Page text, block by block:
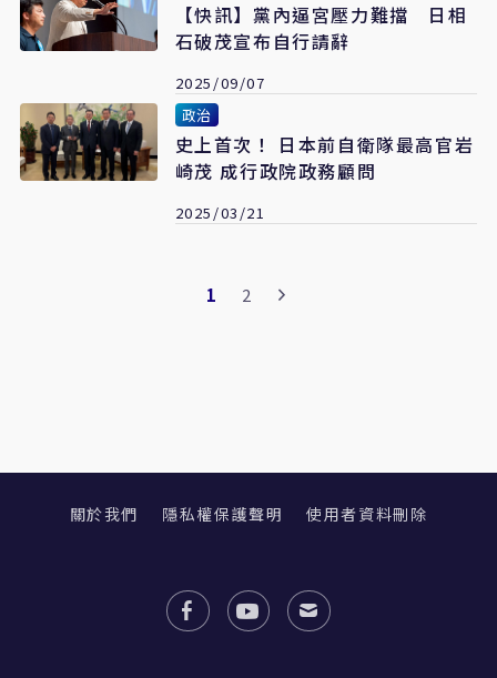
【快訊】黨內逼宮壓力難擋 日相
石破茂宣布自行請辭
2025/09/07
政治
史上首次！ 日本前自衛隊最高官岩
崎茂 成行政院政務顧問
2025/03/21
1 2
關於我們 隱私權保護聲明 使用者資料刪除